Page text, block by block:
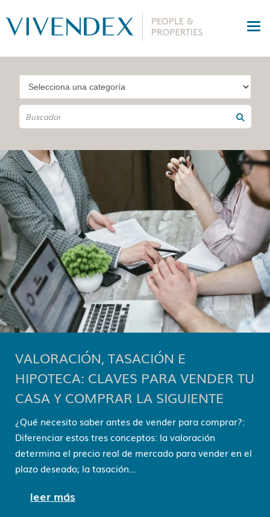
VALORACIÓN, TASACIÓN E
HIPOTECA: CLAVES PARA VENDER TU
CASA Y COMPRAR LA SIGUIENTE
¿Qué necesito saber antes de vender para comprar?:
Diferenciar estos tres conceptos: la valoración
determina el precio real de mercado para vender en el
plazo deseado; la tasación...
leer más